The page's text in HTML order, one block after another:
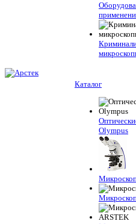
Каталог
Olympus